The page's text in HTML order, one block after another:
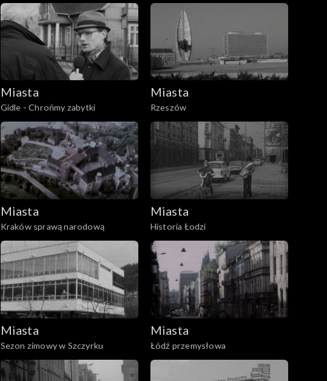
Miasta
Gidle - Chrońmy zabytki
Miasta
Rzeszów
Miasta
Kraków sprawą narodową
Miasta
Historia Łodzi
Miasta
Sezon zimowy w Szczyrku
Miasta
Łódź przemysłowa